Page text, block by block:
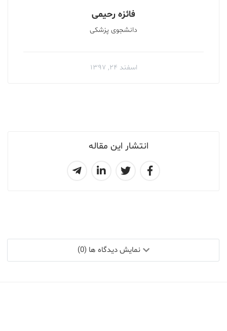
انتشار این مقاله
فائزه رحیمی
دانشجوی پزشکی
اسفند ۲۴, ۱۳۹۷
نمایش دیدگاه ها (0)